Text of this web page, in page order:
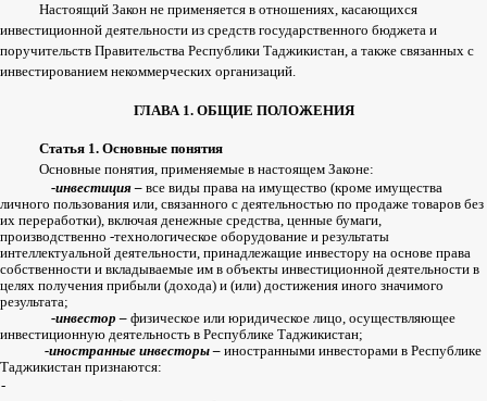
Настоящий Закон не применяется в отношениях, касающихся
инвестиционной деятельности из средств государственного бюджета и
поручительств Правительства Республики Таджикистан, а также связанных с
инвестированием некоммерческих организаций.
ГЛАВА1. ОБЩИЕ ПОЛОЖЕНИЯ
Статья 1. Основные понятия
Основные понятия, применяемые в настоящем Законе:
-инвестиция– все виды права на имущество (кроме имущества
личного пользования или, связанного с деятельностью по продаже товаров без
их переработки), включая денежные средства, ценные бумаги,
производственно -технологическое оборудование и результаты
интеллектуальной деятельности, принадлежащие инвестору на основе права
собственности и вкладываемые им в объекты инвестиционной деятельности в
целях получения прибыли (дохода) и (или) достижения иного значимого
результата;
-инвестор – физическое или юридическое лицо, осуществляющее
инвестиционную деятельность в Республике Таджикистан;
-иностранные инвесторы– иностранными инвесторами в Республике
Таджикистан признаются:
-